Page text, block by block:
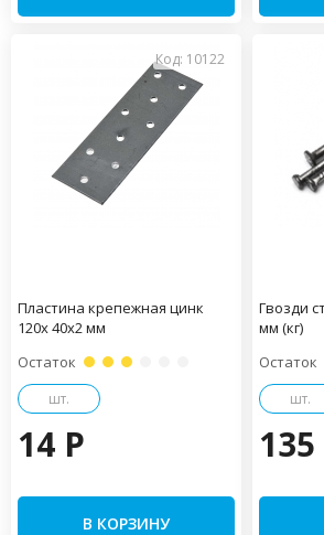
Код: 10122
Пластина крепежная цинк
120х 40х2 мм
Остаток
шт.
14 P
В КОРЗИНУ
Гвозди
мм (кг)
Остаток
шт.
135